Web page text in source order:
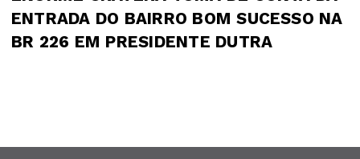
ENTRADA DO BAIRRO BOM SUCESSO NA
BR 226 EM PRESIDENTE DUTRA